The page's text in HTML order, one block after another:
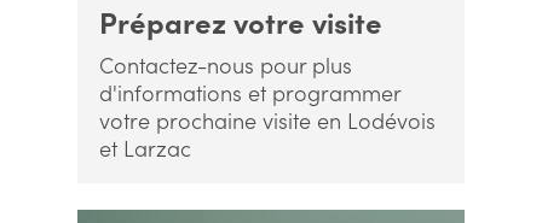
Préparez votre visite
Contactez-nous pour plus
d'informations et programmer
votre prochaine visite en Lodévois
et Larzac